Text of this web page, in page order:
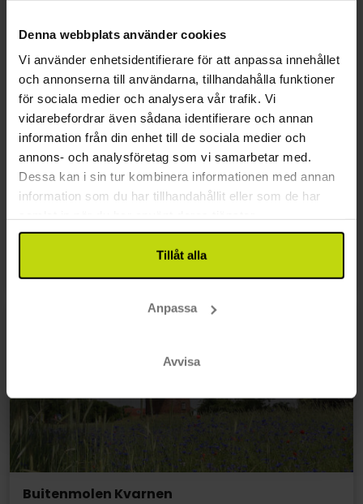
Denna webbplats använder cookies
Vi använder enhetsidentifierare för att anpassa innehållet
och annonserna till användarna, tillhandahålla funktioner
för sociala medier och analysera vår trafik. Vi
vidarebefordrar även sådana identifierare och annan
information från din enhet till de sociala medier och
annons- och analysföretag som vi samarbetar med.
Dessa kan i sin tur kombinera informationen med annan
information som du har tillhandahållit eller som de har
Tillåt alla
Anpassa
Avvisa
Peperbustornet
Peperbustornet är med sina 75 meter ett av de
högsta kyrkotornen i Holland och syns flera
kilometer från staden. Tornet hör till Sankt
Michaels kyrkan som byggdes mellan 1394 och
1452 i nygotisk stil. Tornet är öppet för besökare
varifrån ni bjuds på en fantastiskt fint utsikt ut
över den fina medeltida staden med dess rustika
byggnader, kanaler och vallar.
Buitenmolen Kvarnen